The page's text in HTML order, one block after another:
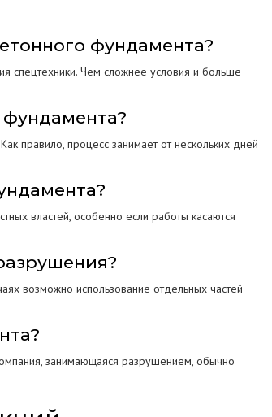
фундамента?
спецтехники. Чем сложнее условия и больше
правило, процесс занимает от нескольких дней
властей, особенно если работы касаются
возможно использование отдельных частей
занимающаяся разрушением, обычно